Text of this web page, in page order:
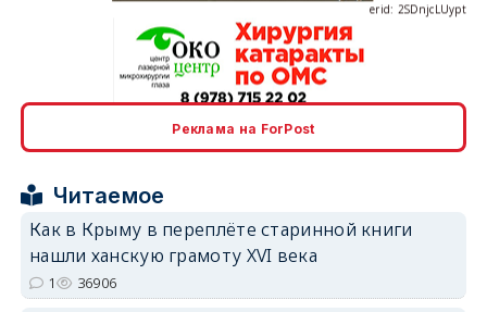
Реклама на ForPost
Читаемое
Как в Крыму в переплёте старинной книги
нашли ханскую грамоту XVI века
1 36906